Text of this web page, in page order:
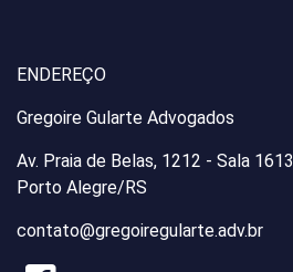
ENDEREÇO
Gregoire Gularte Advogados
Av. Praia de Belas, 1212 - Sala 1613
Porto Alegre/RS
contato@gregoiregularte.adv.br